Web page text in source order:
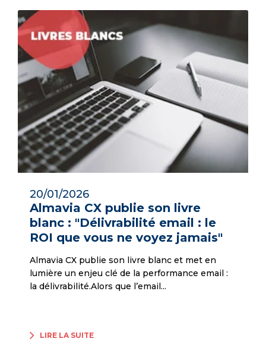
20/01/2026
Almavia CX publie son livre
blanc : "Délivrabilité email : le
ROI que vous ne voyez jamais"
Almavia CX publie son livre blanc et met en
lumière un enjeu clé de la performance email :
la délivrabilité.Alors que l’email...
LIRE LA SUITE